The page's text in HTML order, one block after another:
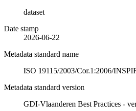
dataset
Date stamp
2026-06-22
Metadata standard name
ISO 19115/2003/Cor.1:2006/
Metadata standard version
GDI-Vlaanderen Best Practices -